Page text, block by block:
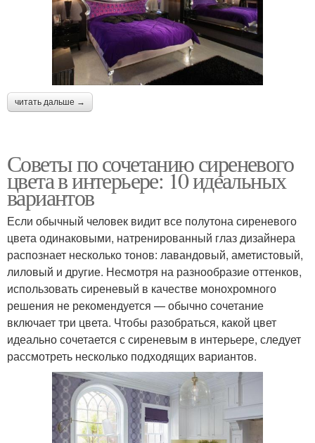
читать дальше →
Советы по сочетанию сиреневого
цвета в интерьере: 10 идеальных
вариантов
Если обычный человек видит все полутона сиреневого
цвета одинаковыми, натренированный глаз дизайнера
распознает несколько тонов: лавандовый, аметистовый,
лиловый и другие. Несмотря на разнообразие оттенков,
использовать сиреневый в качестве монохромного
решения не рекомендуется — обычно сочетание
включает три цвета. Чтобы разобраться, какой цвет
идеально сочетается с сиреневым в интерьере, следует
рассмотреть несколько подходящих вариантов.